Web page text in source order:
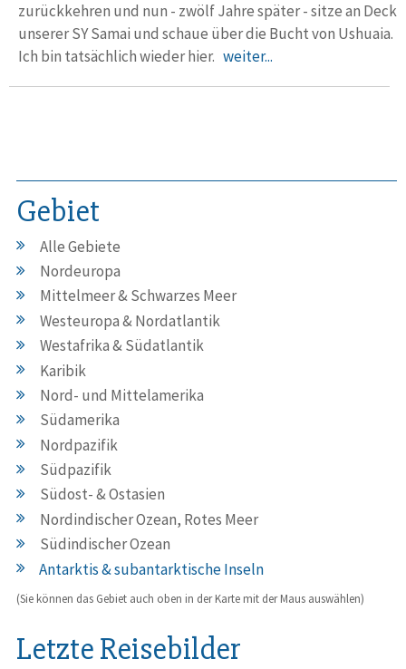
zurückkehren und nun - zwölf Jahre später - sitze an Deck
unserer SY Samai und schaue über die Bucht von Ushuaia.
Ich bin tatsächlich wieder hier. weiter...
Gebiet
Alle Gebiete
Nordeuropa
Mittelmeer & Schwarzes Meer
Westeuropa & Nordatlantik
Westafrika & Südatlantik
Karibik
Nord- und Mittelamerika
Südamerika
Nordpazifik
Südpazifik
Südost- & Ostasien
Nordindischer Ozean, Rotes Meer
Südindischer Ozean
Antarktis & subantarktische Inseln
(Sie können das Gebiet auch oben in der Karte mit der Maus auswählen)
Letzte Reisebilder